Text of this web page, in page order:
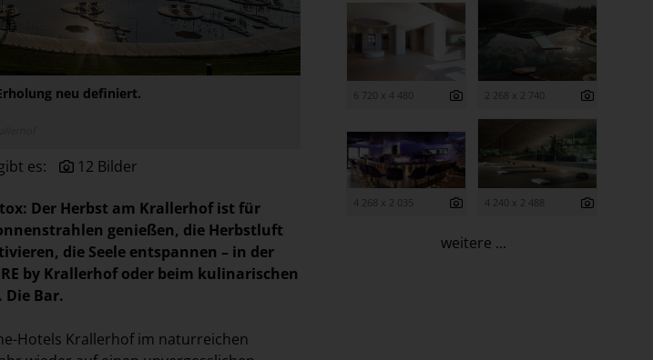
neu definiert.
es: 12 Bilder
Der Herbst am Krallerhof ist für
genießen, die Herbstluft
die Seele entspannen – in der
by Krallerhof oder beim kulinarischen
Bar.
Hotels Krallerhof im naturreichen
6 720 x 4 480 2 268 x 2 740
4 268 x 2 035 4 240 x 2 488
weitere ...